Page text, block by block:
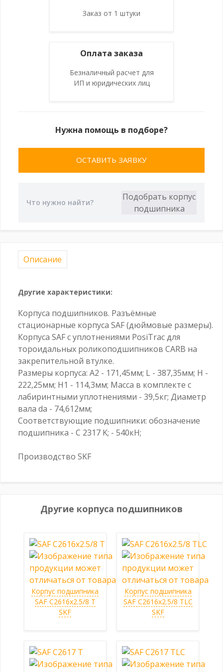
Заказ от 1 штуки
Оплата заказа
Безналичный расчет для
ИП и юридических лиц
Нужна помощь в подборе?
ОСТАВИТЬ ЗАЯВКУ
Описание
Другие характеристики:
Корпуса подшипников. Разъёмные
стационарные корпуса SAF (дюймовые размеры).
Корпуса SAF с уплотнениями PosiTrac для
тороидальных роликоподшипников CARB на
закрепительной втулке.
Размеры корпуса: A2 - 171,45мм; L - 387,35мм; H -
222,25мм; H1 - 114,3мм; Масса в комплекте с
лабиринтными уплотнениями - 39,5кг; Диаметр
вала da - 74,612мм;
Соответствующие подшипники: обозначение
подшипника - C 2317 K; - 540кН;
Производство SKF
Другие корпуса подшипников
Корпус подшипника
SAF C2616x2.5/8 T
SKF
Корпус подшипника
SAF C2616x2.5/8 TLC
SKF